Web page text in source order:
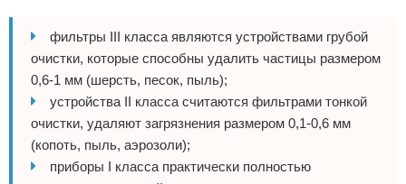
фильтры III класса являются устройствами грубой
очистки, которые способны удалить частицы размером
0,6-1 мм (шерсть, песок, пыль);
устройства II класса считаются фильтрами тонкой
очистки, удаляют загрязнения размером 0,1-0,6 мм
(копоть, пыль, аэрозоли);
приборы I класса практически полностью